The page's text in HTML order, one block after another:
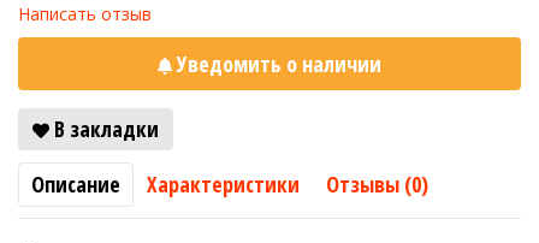
Написать отзыв
Уведомить о наличии
В закладки
Описание
Характеристики Отзывы (0)